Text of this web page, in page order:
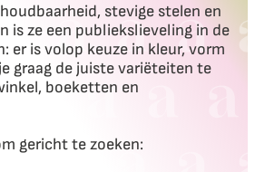
stevige stelen en
is ze een publiekslieveling in de
er is volop keuze in kleur, vorm
graag de juiste variëteiten te
boeketten en
gericht te zoeken: